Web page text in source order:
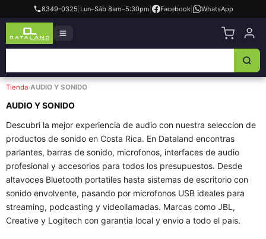
8349-0325 Lun–Sáb 8am–5:30pm Facebook| WhatsApp
Tienda›AUDIO Y SONIDO
AUDIO Y SONIDO
Descubri la mejor experiencia de audio con nuestra seleccion de
productos de sonido en Costa Rica. En Dataland encontras
parlantes, barras de sonido, microfonos, interfaces de audio
profesional y accesorios para todos los presupuestos. Desde
altavoces Bluetooth portatiles hasta sistemas de escritorio con
sonido envolvente, pasando por microfonos USB ideales para
streaming, podcasting y videollamadas. Marcas como JBL,
Creative y Logitech con garantia local y envio a todo el pais.